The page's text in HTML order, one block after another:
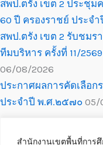
สำนักงานเขตพื้นที่การ
สพป.ตรัง เขต 2 ประชุ
60 ปี ครองราชย์ ประจำ
สพป.ตรัง เขต 2 รับชมร
ทีมบริหาร ครั้งที่ 11/
06/08/2026
ประกาศผลการคัดเลือก
ประจำปี พ.ศ.๒๕๗๐ 05/